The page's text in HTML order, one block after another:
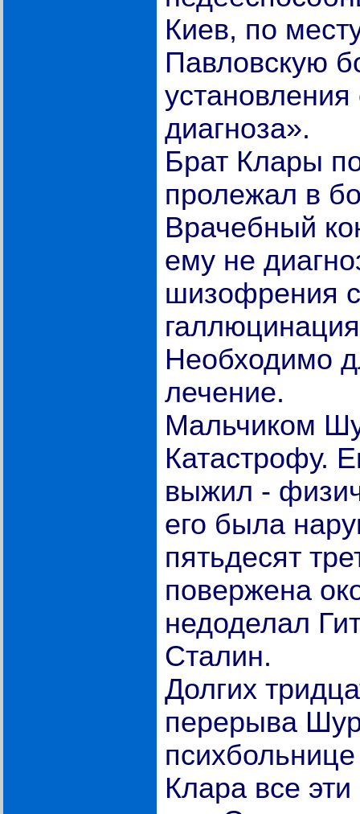
Киев, по
Павловскую
установления
диагноза».
Брат Клары
пролежал в
Врачебный
ему не
шизофрения
Необходимо
лечение.
Мальчиком
Катастрофу.
выжил -
его была
пятьдесят
повержена
недоделал
Сталин.
Долгих
перерыва
Клара все